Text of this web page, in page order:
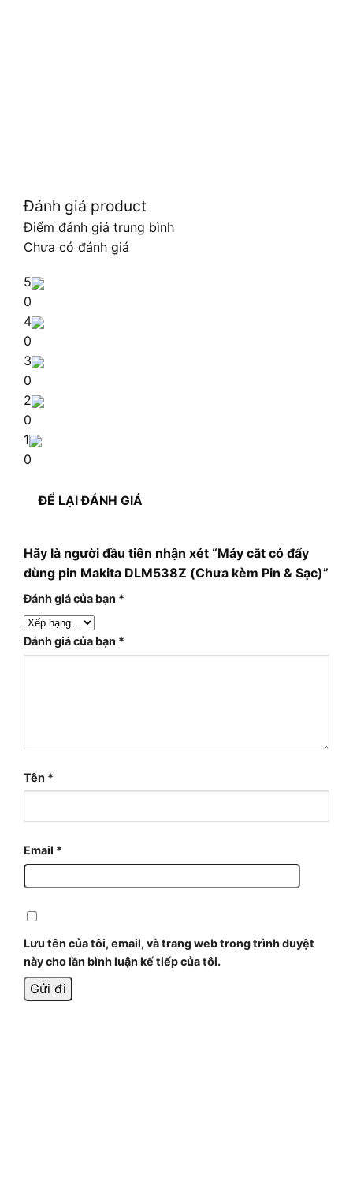
Đánh giá product
Điểm đánh giá trung bình
Chưa có đánh giá
5
0
4
0
3
0
2
0
1
0
ĐỂ LẠI ĐÁNH GIÁ
Hãy là người đầu tiên nhận xét “Máy cắt cỏ đẩy
dùng pin Makita DLM538Z (Chưa kèm Pin & Sạc)”
Đánh giá của bạn *
Đánh giá của bạn *
Tên *
Email *
Lưu tên của tôi, email, và trang web trong trình duyệt
này cho lần bình luận kế tiếp của tôi.